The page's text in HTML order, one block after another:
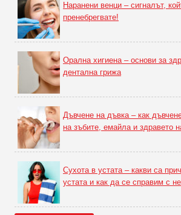
Наранени венци – сигналът,
пренебрегвате!
Орална хигиена – основи за
дентална грижа
Дъвчене на дъвка – как
на зъбите, емайла и здравето
Сухота в устата – какви са
устата и как да се справим с